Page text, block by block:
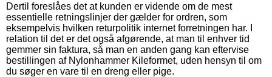
Dertil foreslåes det at kunden er vidende om de mest
essentielle retningslinjer der gælder for ordren, som
eksempelvis hvilken returpolitik internet forretningen har. I
relation til det er det også afgørende, at man til enhver tid
gemmer sin faktura, så man en anden gang kan eftervise
bestillingen af Nylonhammer Kileformet, uden hensyn til om
du søger en vare til en dreng eller pige.